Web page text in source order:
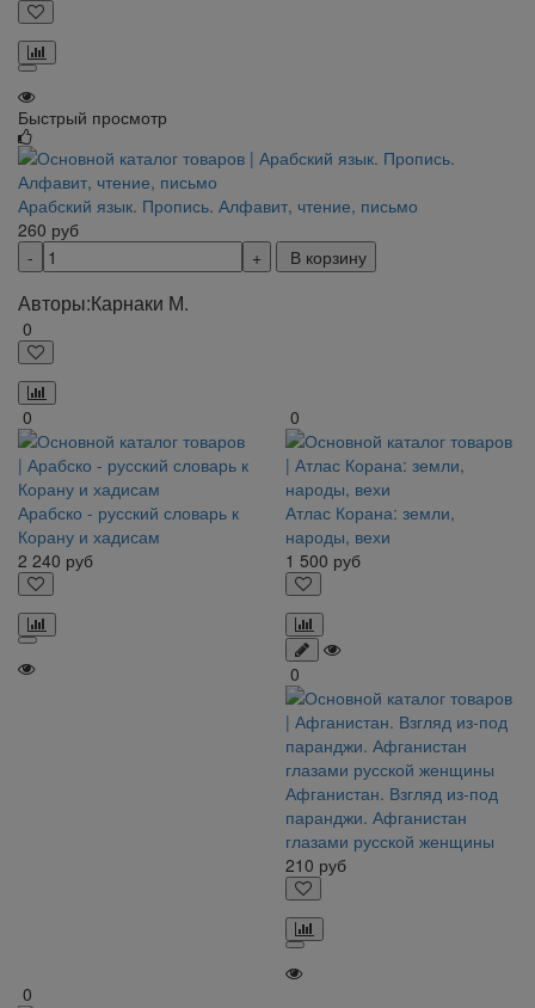
Быстрый просмотр
Арабский язык. Пропись. Алфавит, чтение, письмо
260 руб
В корзину
Авторы:Карнаки М.
0
0
Арабско - русский словарь к
Корану и хадисам
2 240 руб
0
Атлас Корана: земли,
народы, вехи
1 500 руб
0
Афганистан. Взгляд из-под
паранджи. Афганистан
глазами русской женщины
210 руб
0